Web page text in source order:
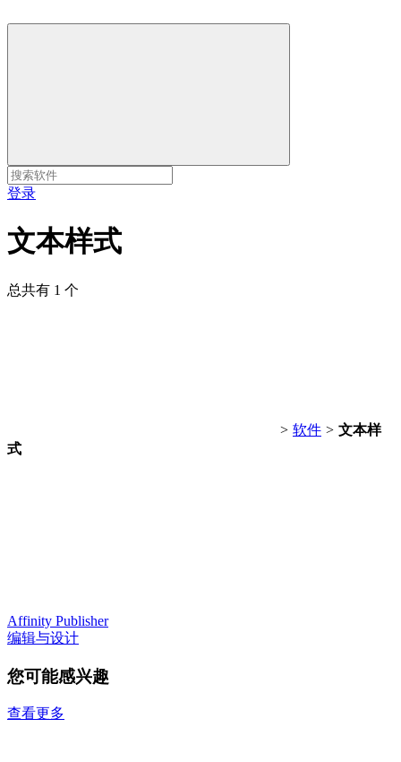
登录
文本样式
总共有 1 个
> 软件 > 文本样
式
Affinity Publisher
编辑与设计
您可能感兴趣
查看更多